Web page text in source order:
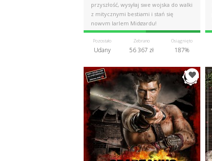
przyszłość, wysyłaj swe wojska do walki
z mitycznymi bestiami i stań się
nowym Jarlem Midgardu!
Pozostało
Udany
Zebrano
56 367 zł
Osiągnięto
187%